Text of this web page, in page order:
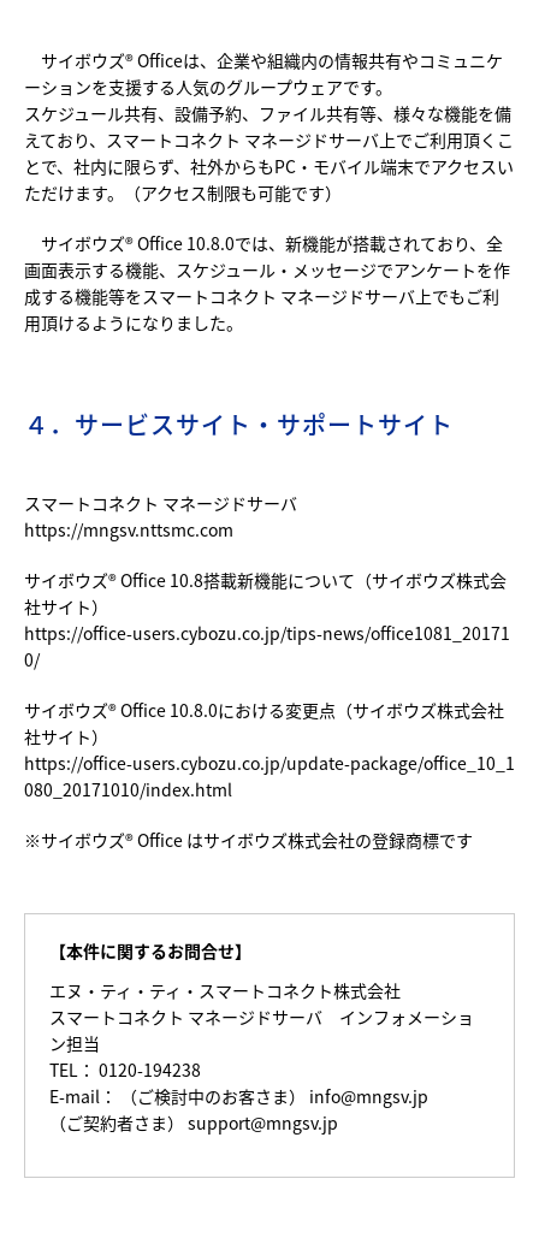
サイボウズ® Officeは、企業や組織内の情報共有やコミュニケ
ーションを支援する人気のグループウェアです。
スケジュール共有、設備予約、ファイル共有等、様々な機能を備
えており、スマートコネクト マネージドサーバ上でご利用頂くこ
とで、社内に限らず、社外からもPC・モバイル端末でアクセスい
ただけます。（アクセス制限も可能です）
サイボウズ® Office 10.8.0では、新機能が搭載されており、全
画面表示する機能、スケジュール・メッセージでアンケートを作
成する機能等をスマートコネクト マネージドサーバ上でもご利
用頂けるようになりました。
４．サービスサイト・サポートサイト
スマートコネクト マネージドサーバ
https://mngsv.nttsmc.com
サイボウズ® Office 10.8搭載新機能について（サイボウズ株式会
社サイト）
https://office-users.cybozu.co.jp/tips-news/office1081_20171
0/
サイボウズ® Office 10.8.0における変更点（サイボウズ株式会社
社サイト）
https://office-users.cybozu.co.jp/update-package/office_10_1
080_20171010/index.html
※サイボウズ® Office はサイボウズ株式会社の登録商標です
【本件に関するお問合せ】
エヌ・ティ・ティ・スマートコネクト株式会社
スマートコネクト マネージドサーバ インフォメーショ
ン担当
TEL： 0120-194238
E-mail： （ご検討中のお客さま） info@mngsv.jp
（ご契約者さま） support@mngsv.jp